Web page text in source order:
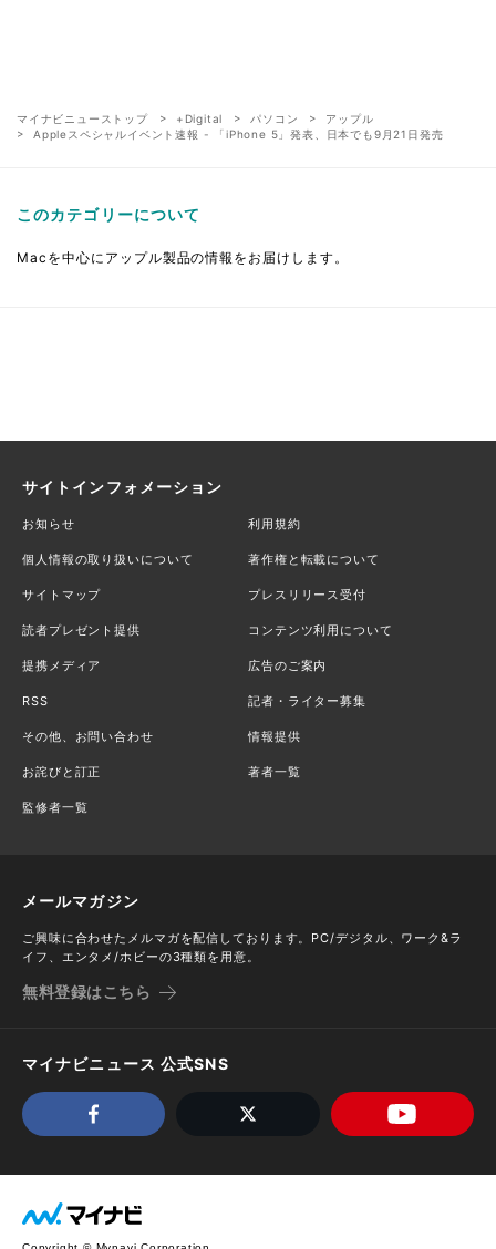
マイナビニューストップ +Digital パソコン
アップル
Appleスペシャルイベント速報 - 「iPhone 5」発表、日本でも9月21日発売
このカテゴリーについて
Macを中心にアップル製品の情報をお届けします。
サイトインフォメーション
お知らせ 利用規約
個人情報の取り扱いについて 著作権と転載について
サイトマップ プレスリリース受付
読者プレゼント提供 コンテンツ利用について
提携メディア 広告のご案内
RSS 記者・ライター募集
その他、お問い合わせ 情報提供
お詫びと訂正 著者一覧
監修者一覧
メールマガジン
ご興味に合わせたメルマガを配信しております。PC/デジタル、ワーク&ラ
イフ、エンタメ/ホビーの3種類を用意。
無料登録はこちら
マイナビニュース 公式SNS